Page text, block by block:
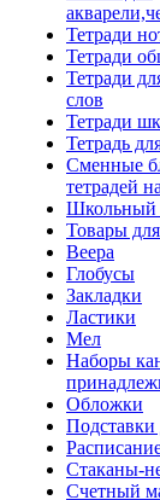
Тетради
Тетради
Тетради
слов
Тетради
Тетрадь
Сменные
тетрадей
Школьный
Товары
Веера
Глобусы
Закладки
Ластики
Мел
Наборы
Обложки
Подставки
Стаканы-
Счетный